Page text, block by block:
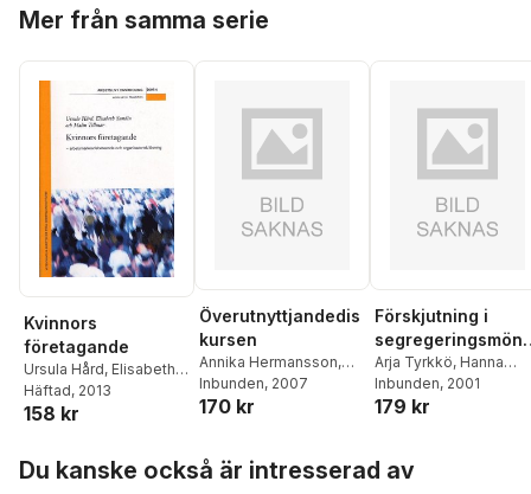
Mer från samma serie
Kvinnors
företagande
Ursula Hård, Elisabeth
Sundin, Malin Tillmar
Häftad, 2013
158 kr
Överutnyttjandedis
kursen
Annika Hermansson,
Björn Johnson
Inbunden, 2007
170 kr
Förskjutning i
er på yrkesnivå :
bearbetning av
folk- och
a 1970-1990 och
Arja Tyrkkö, Hanna
Westberg
Inbunden, 2001
179 kr
Du kanske också är intresserad av